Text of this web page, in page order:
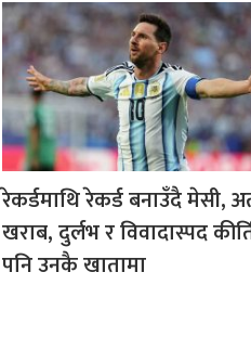
रेकर्डमाथि रेकर्ड बनाउँदै मेसी,
खराब, दुर्लभ र विवादास्पद
पनि उनकै खातामा